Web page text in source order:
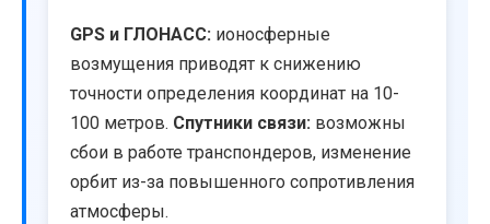
GPS и ГЛОНАСС: ионосферные
возмущения приводят к снижению
точности определения координат на 10-
100 метров. Спутники связи: возможны
сбои в работе транспондеров, изменение
орбит из-за повышенного сопротивления
атмосферы.